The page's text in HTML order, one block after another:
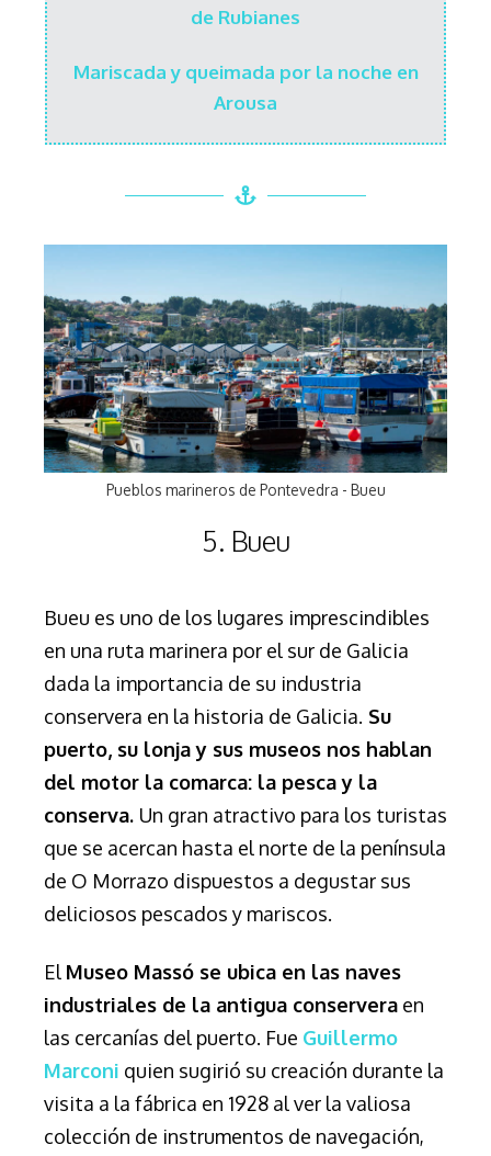
de Rubianes
Mariscada y queimada por la noche en
Arousa
Pueblos marineros de Pontevedra - Bueu
5. Bueu
Bueu es uno de los lugares imprescindibles
en una ruta marinera por el sur de Galicia
dada la importancia de su industria
conservera en la historia de Galicia. Su
puerto, su lonja y sus museos nos hablan
del motor la comarca: la pesca y la
conserva. Un gran atractivo para los turistas
que se acercan hasta el norte de la península
de O Morrazo dispuestos a degustar sus
deliciosos pescados y mariscos.
El Museo Massó se ubica en las naves
industriales de la antigua conservera en
las cercanías del puerto. Fue Guillermo
Marconi quien sugirió su creación durante la
visita a la fábrica en 1928 al ver la valiosa
colección de instrumentos de navegación,